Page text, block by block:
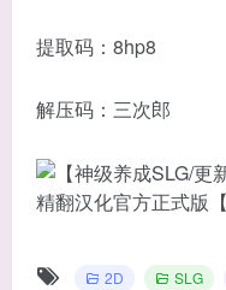
提取码：8hp8
解压码：三次郎
2D SLG